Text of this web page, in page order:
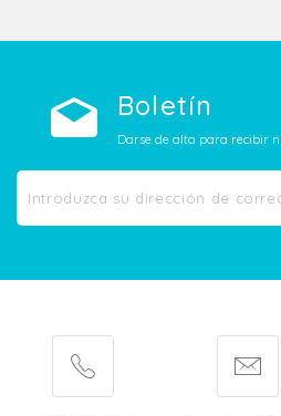
Boletín
Darse de alta para recibir